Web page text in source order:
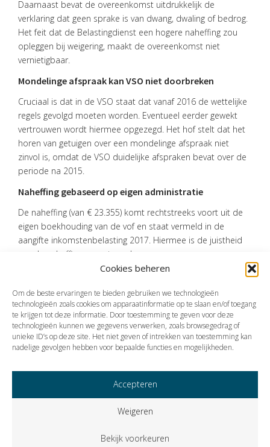
Cookies beheren
Om de beste ervaringen te bieden gebruiken we technologieën
technologieën zoals cookies om apparaatinformatie op te slaan en/of toegang
te krijgen tot deze informatie. Door toestemming te geven voor deze
technologieën kunnen we gegevens verwerken, zoals browsegedrag of
unieke ID’s op deze site. Het niet geven of intrekken van toestemming kan
nadelige gevolgen hebben voor bepaalde functies en mogelijkheden.
Accepteren
Weigeren
Bekijk voorkeuren
Daarnaast bevat de overeenkomst uitdrukkelijk de
verklaring dat geen sprake is van dwang, dwaling of bedrog.
Het feit dat de Belastingdienst een hogere naheffing zou
opleggen bij weigering, maakt de overeenkomst niet
vernietigbaar.
Mondelinge afspraak kan VSO niet doorbreken
Cruciaal is dat in de VSO staat dat vanaf 2016 de wettelijke
regels gevolgd moeten worden. Eventueel eerder gewekt
vertrouwen wordt hiermee opgezegd. Het hof stelt dat het
horen van getuigen over een mondelinge afspraak niet
zinvol is, omdat de VSO duidelijke afspraken bevat over de
periode na 2015.
Naheffing gebaseerd op eigen administratie
De naheffing (van € 23.355) komt rechtstreeks voort uit de
eigen boekhouding van de vof en staat vermeld in de
aangifte inkomstenbelasting 2017. Hiermee is de juistheid
van de naheffing aangetoond.
Bron:Gerechtshof Arnhem-Leeuwarden | jurisprudentie |
Vorige Volgende